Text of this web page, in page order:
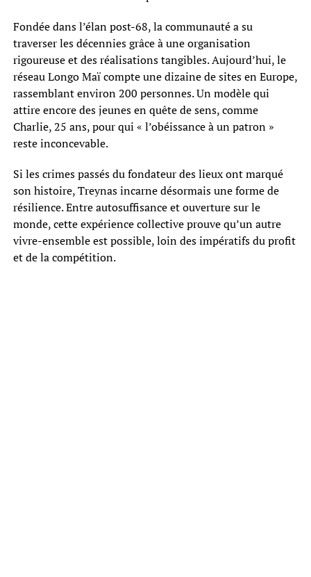
Fondée dans l’élan post-68, la communauté a su
traverser les décennies grâce à une organisation
rigoureuse et des réalisations tangibles. Aujourd’hui, le
réseau Longo Maï compte une dizaine de sites en Europe,
rassemblant environ 200 personnes. Un modèle qui
attire encore des jeunes en quête de sens, comme
Charlie, 25 ans, pour qui « l’obéissance à un patron »
reste inconcevable.
Si les crimes passés du fondateur des lieux ont marqué
son histoire, Treynas incarne désormais une forme de
résilience. Entre autosuffisance et ouverture sur le
monde, cette expérience collective prouve qu’un autre
vivre-ensemble est possible, loin des impératifs du profit
et de la compétition.